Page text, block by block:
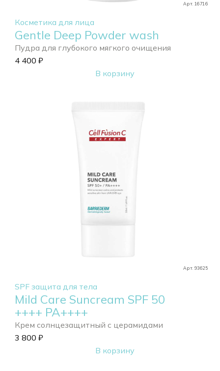
Арт. 16716
Косметика для лица
Gentle Deep Powder wash
Пудра для глубокого мягкого очищения
4 400 ₽
В корзину
Арт. 93625
SPF защита для тела
Mild Care Suncream SPF 50
++++ РА++++
Крем солнцезащитный с церамидами
3 800 ₽
В корзину